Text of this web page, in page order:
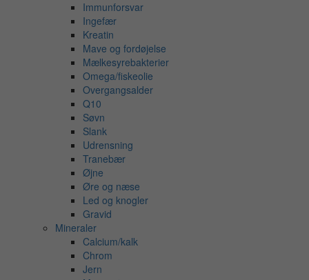
Immunforsvar
Ingefær
Kreatin
Mave og fordøjelse
Mælkesyrebakterier
Omega/fiskeolie
Overgangsalder
Q10
Søvn
Slank
Udrensning
Tranebær
Øjne
Øre og næse
Led og knogler
Gravid
Mineraler
Calcium/kalk
Chrom
Jern